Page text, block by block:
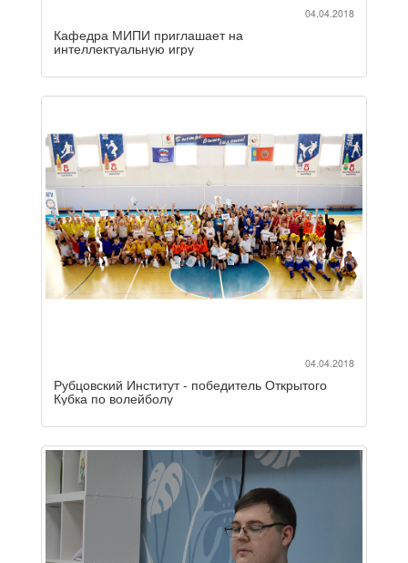
04.04.2018
Кафедра МИПИ приглашает на
интеллектуальную игру
04.04.2018
Рубцовский Институт - победитель Открытого
Кубка по волейболу